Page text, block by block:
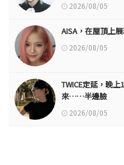
2026/08/05
AISA，在屋頂上
2026/08/05
TWICE定延，晚
來……半邊臉
2026/08/05